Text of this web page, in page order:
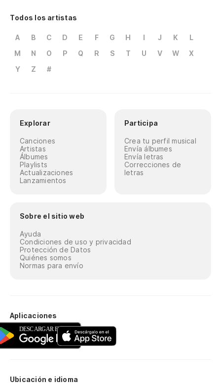
Todos los artistas
A B C D E F G H I J K
L
M
N O P Q R S T U V W
X
Y
Z #
Explorar
Canciones
Artistas
Álbumes
Playlists
Actualizaciones
Lanzamientos
Participa
Crea tu perfil musical
Envía álbumes
Envía letras
Correcciones de
letras
Sobre el sitio web
Ayuda
Condiciones de uso y privacidad
Protección de Datos
Quiénes somos
Normas para envío
Aplicaciones
Ubicación e idioma